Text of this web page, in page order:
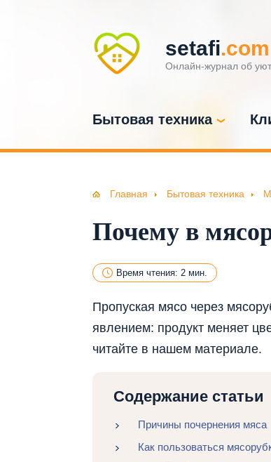
setafi.com
Онлайн-журнал об
Бытовая техника
Главная Бытовая техника
Почему в
Время чтения: 2 мин.
Пропуская мясо через
явлением: продукт меняет
читайте в нашем материале.
Содержание статьи
Причины почернения мяса
Как пользоваться